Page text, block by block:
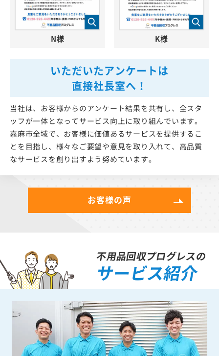
いただいたアンケートは
直接社長室へ！
当社は、お客様からのアンケート結果を共有し、全スタ
ッフが一体となってサービス向上に取り組んでいます。
嘉麻市全域で、お客様に価値あるサービスを提供するこ
とを目指し、様々なご要望や意見を取り入れて、高品質
なサービスを創り出すよう努めています。
N様 K様
お客様の声
不用品回収プログレスの
サービス紹介